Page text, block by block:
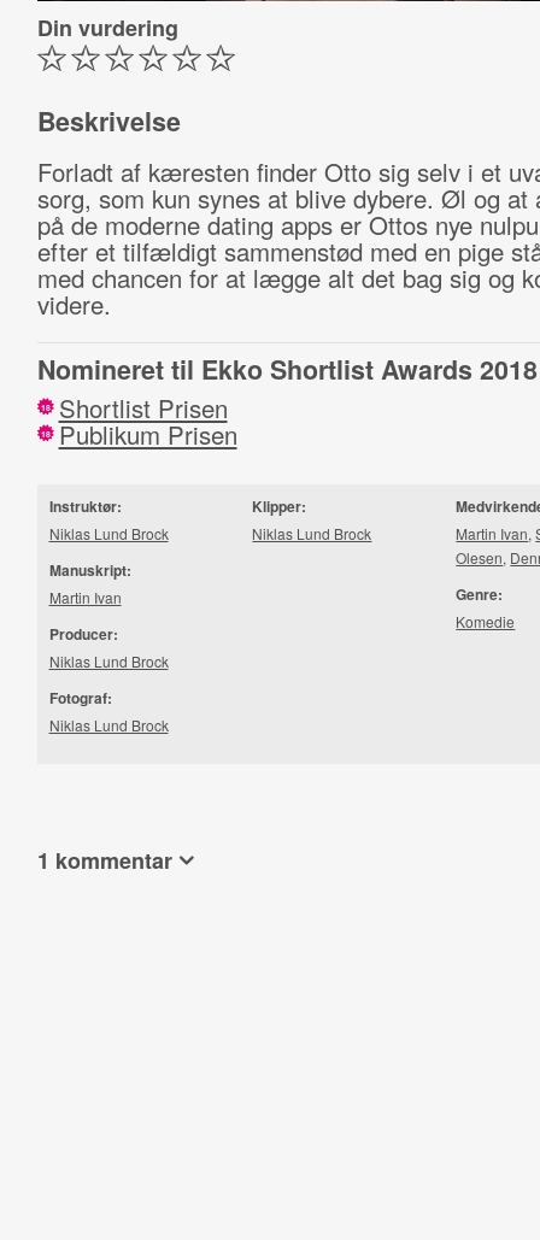
Din vurdering
Beskrivelse
Forladt af kæresten finder Otto sig selv i et
sorg, som kun synes at blive dybere. Øl og at
på de moderne dating apps er Ottos nye
efter et tilfældigt sammenstød med en pige
med chancen for at lægge alt det bag sig og
videre.
Nomineret til Ekko Shortlist Awards 2018
18 Shortlist Prisen
18 Publikum Prisen
Instruktør:
Niklas Lund Brock
Manuskript:
Martin Ivan
Producer:
Niklas Lund Brock
Fotograf:
Niklas Lund Brock
Klipper:
Niklas Lund Brock Martin Ivan,
Olesen,
Genre:
Komedie
1 kommentar